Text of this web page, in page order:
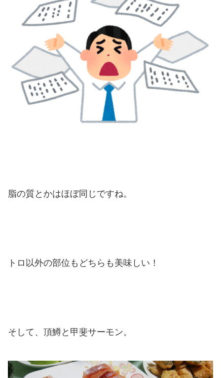
脂の質とかはほぼ同じですね。
トロ以外の部位もどちらも美味しい！
そして、頂鱒と甲斐サーモン。